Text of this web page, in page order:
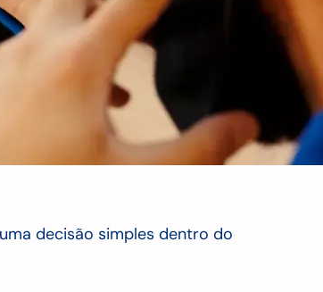
decisão simples dentro do